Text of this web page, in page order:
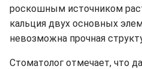
роскошным источником
кальция двух основных
невозможна прочная
Стоматолог отмечает, что